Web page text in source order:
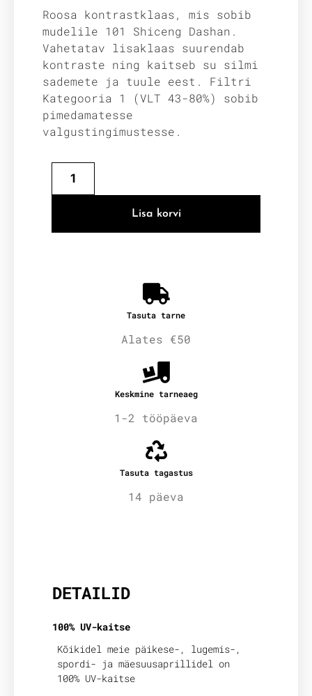
Roosa kontrastklaas, mis sobib
mudelile 101 Shiceng Dashan.
Vahetatav lisaklaas suurendab
kontraste ning kaitseb su silmi
sademete ja tuule eest. Filtri
Kategooria 1 (VLT 43-80%) sobib
pimedamatesse
valgustingimustesse.
Lisa korvi
Tasuta tarne
Alates €50
Keskmine tarneaeg
1-2 tööpäeva
Tasuta tagastus
14 päeva
DETAILID
100% UV-kaitse
Kõikidel meie päikese-, lugemis-,
spordi- ja mäesuusaprillidel on
100% UV-kaitse